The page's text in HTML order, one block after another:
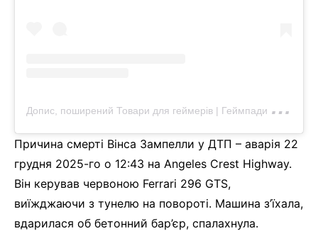
Д
опис, поширений Товари для геймерів | Геймпади | Ігри | Підписки | Консолі (@xgamerkozak)
Причина смерті Вінса Зампелли у ДТП – аварія 22
грудня 2025-го о 12:43 на Angeles Crest Highway.
Він керував червоною Ferrari 296 GTS,
виїжджаючи з тунелю на повороті. Машина з’їхала,
вдарилася об бетонний бар’єр, спалахнула.